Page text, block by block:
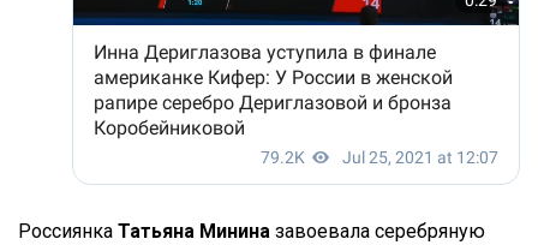
Россиянка Татьяна Минина завоевала серебряную